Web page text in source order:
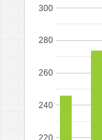
220
240
260
280
300